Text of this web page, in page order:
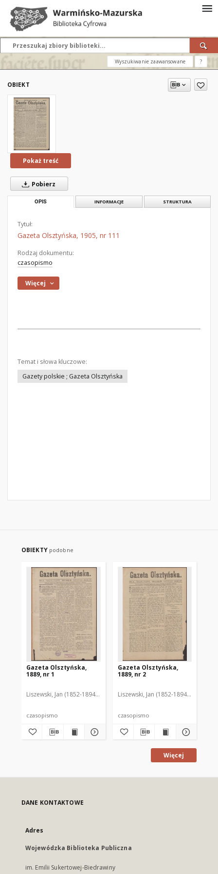
Wyszukiwanie zaawansowane ?
OBIEKT
Pokaż treść
Pobierz
OPIS INFORMACJE STRUKTURA
Tytuł:
Gazeta Olsztyńska, 1905, nr 111
Rodzaj dokumentu:
czasopismo
Więcej
Temat i słowa kluczowe:
Gazety polskie ; Gazeta Olsztyńska
OBIEKTY podobne
Gazeta Olsztyńska,
1889, nr 1
Liszewski, Jan (1852-1894). Red.
czasopismo
Gazeta Olsztyńska,
1889, nr 2
Liszewski, Jan (1852-1894). Red.
czasopismo
Więcej
DANE KONTAKTOWE
Adres
Wojewódzka Biblioteka Publiczna
im. Emilii Sukertowej-Biedrawiny